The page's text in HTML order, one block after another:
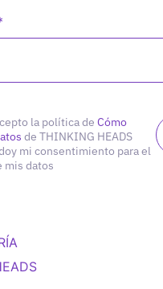
la política de Cómo
de THINKING HEADS
doy mi consentimiento para el
mis datos